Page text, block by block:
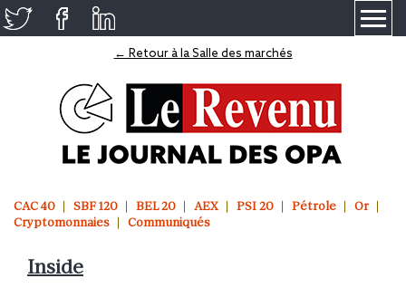
← Retour à la Salle des marchés
CAC 40 SBF 120 BEL 20 AEX PSI 20 Pétrole
Or
Cryptomonnaies
Communiqués
Inside